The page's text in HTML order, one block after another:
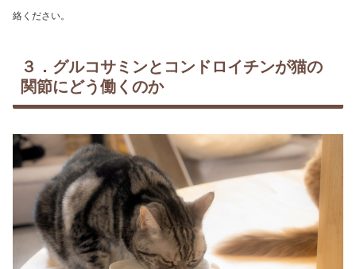
絡ください。
３．グルコサミンとコンドロイチンが猫の
関節にどう働くのか